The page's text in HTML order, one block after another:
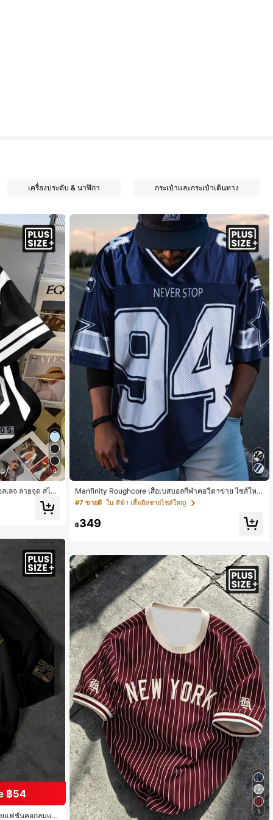
เครื่องประดับ & นาฬิกา กระเป๋าและกระเป๋าเดินทาง
6
เลจ ลายจุด สไต
฿54
ยแฟชั่นคอกลมแข
Manfinity Roughcore เสื้อเบสบอลกีฬาคอวีตาข่าย ไซส์ใหญ่
สำหรับผู้ชาย
#7 ขายดี ใน สีฟ้า เสื้อยืดชายไซส์ใหญ่
฿349
5